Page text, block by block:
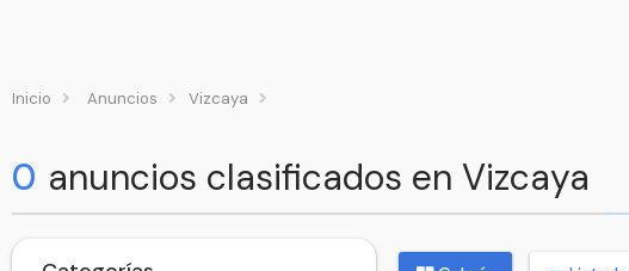
Inicio Anuncios Vizcaya
0 anuncios clasificados en Vizcaya